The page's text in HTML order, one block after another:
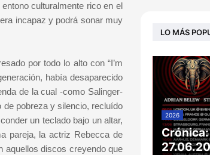
culturalmente rico en el
incapaz y podrá sonar muy
por todo lo alto con “I’m
había desaparecido
de la cual -como Salinger-
de pobreza y silencio, recluído
un teclado bajo un altar,
pareja, la actriz Rebecca de
aquellos discos creyendo que
LO MÁS
2026